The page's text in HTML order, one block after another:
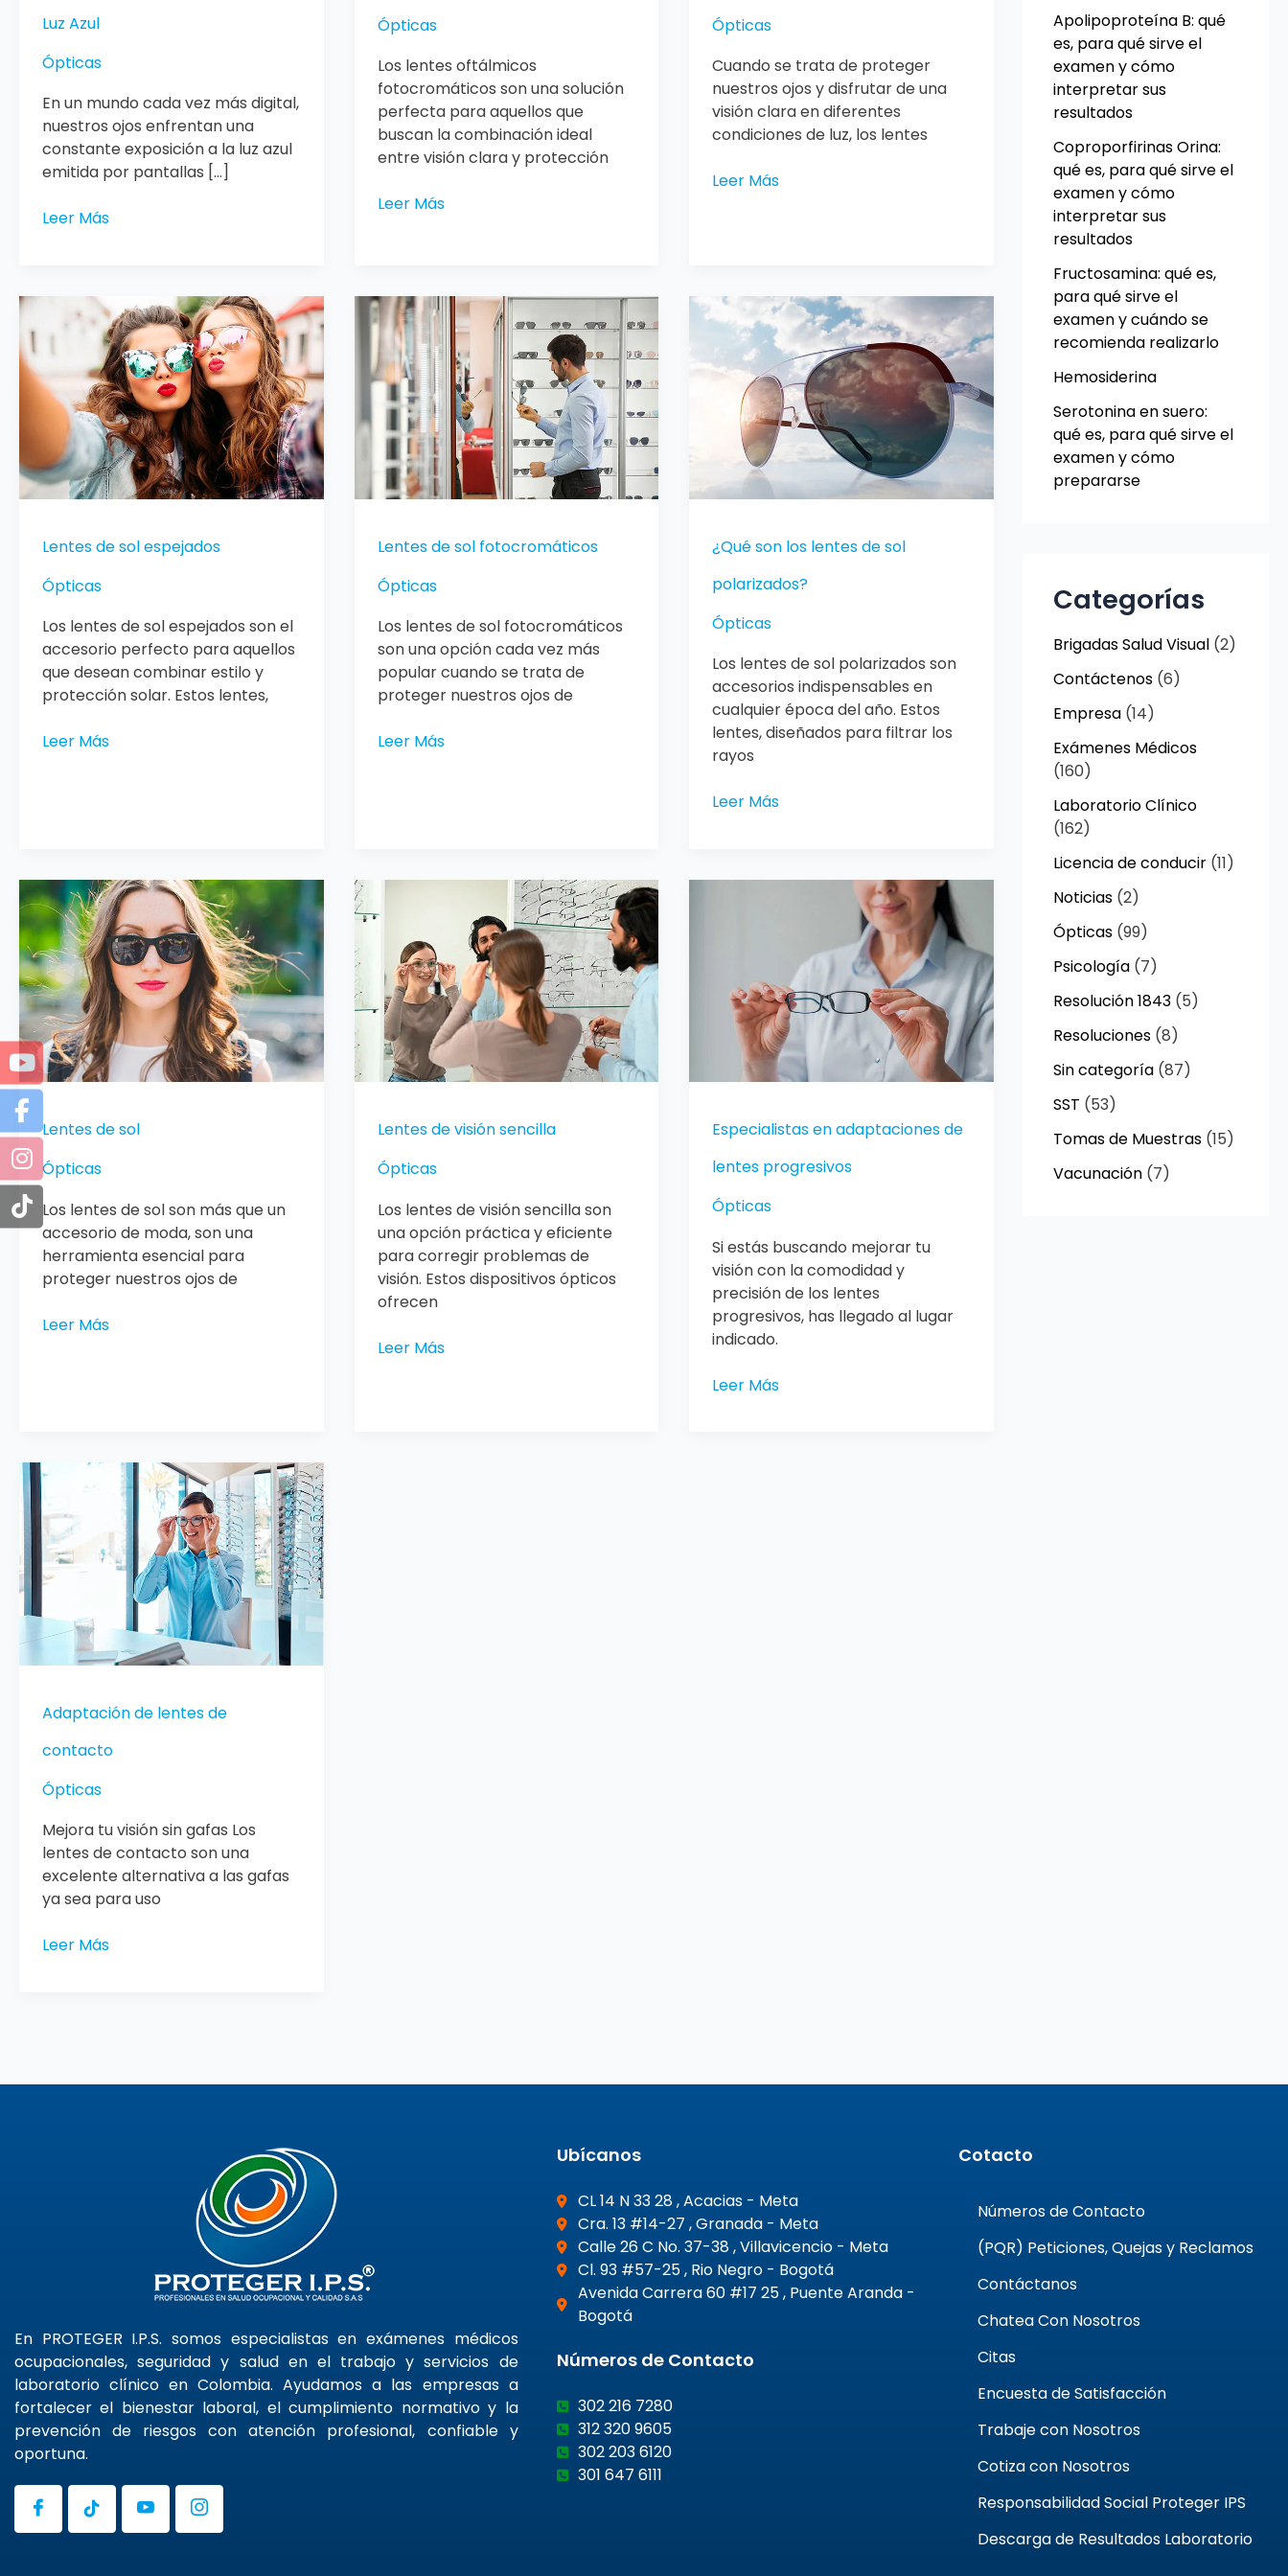
Luz Azul
Ópticas
En un mundo cada vez más digital,
nuestros ojos enfrentan una
constante exposición a la luz azul
emitida por pantallas […]
Leer Más
Ópticas
Los lentes oftálmicos
fotocromáticos son una solución
perfecta para aquellos que
buscan la combinación ideal
entre visión clara y protección
Leer Más
Ópticas
Cuando se trata de proteger
nuestros ojos y disfrutar de una
visión clara en diferentes
condiciones de luz, los lentes
Leer Más
Lentes de sol espejados
Ópticas
Los lentes de sol espejados son el
accesorio perfecto para aquellos
que desean combinar estilo y
protección solar. Estos lentes,
Lentes
sol
espejados
Leer Más
Lentes de sol fotocromáticos
Ópticas
Los lentes de sol fotocromáticos
son una opción cada vez más
popular cuando se trata de
proteger nuestros ojos de
Lentes
de
sol
fotocromáticos
Leer Más
¿Qué son los lentes de sol
polarizados?
Ópticas
Los lentes de sol polarizados son
accesorios indispensables en
cualquier época del año. Estos
lentes, diseñados para filtrar los
rayos
¿Qué
son
lentes
polarizados?
Leer Más
Lentes de sol
Ópticas
Los lentes de sol son más que un
accesorio de moda, son una
herramienta esencial para
proteger nuestros ojos de
Lentes
de
sol
Leer Más
Lentes de visión sencilla
Ópticas
Los lentes de visión sencilla son
una opción práctica y eficiente
para corregir problemas de
visión. Estos dispositivos ópticos
ofrecen
de
sencilla
Leer Más
Especialistas en adaptaciones de
lentes progresivos
Ópticas
Si estás buscando mejorar tu
visión con la comodidad y
precisión de los lentes
progresivos, has llegado al lugar
indicado.
lentes
progresivos
Leer Más
Adaptación de lentes de
contacto
Ópticas
Mejora tu visión sin gafas Los
lentes de contacto son una
excelente alternativa a las gafas
ya sea para uso
Adaptación
de
lentes
de
contacto
Leer Más
Apolipoproteína B: qué
es, para qué sirve el
examen y cómo
interpretar sus
resultados
Coproporfirinas Orina:
qué es, para qué sirve el
examen y cómo
interpretar sus
resultados
Fructosamina: qué es,
para qué sirve el
examen y cuándo se
recomienda realizarlo
Hemosiderina
Serotonina en suero:
qué es, para qué sirve el
examen y cómo
prepararse
Categorías
Brigadas Salud Visual (2)
Contáctenos (6)
Empresa (14)
Exámenes Médicos
(160)
Laboratorio Clínico
(162)
Licencia de conducir (11)
Noticias (2)
Ópticas (99)
Psicología (7)
Resolución 1843 (5)
Resoluciones (8)
Sin categoría (87)
SST (53)
Tomas de Muestras (15)
Vacunación (7)
En PROTEGER I.P.S. somos especialistas en exámenes médicos
ocupacionales, seguridad y salud en el trabajo y servicios de
laboratorio clínico en Colombia. Ayudamos a las empresas a
fortalecer el bienestar laboral, el cumplimiento normativo y la
prevención de riesgos con atención profesional, confiable y
oportuna.
Ubícanos
CL 14 N 33 28 , Acacias - Meta
Cra. 13 #14-27 , Granada - Meta
Calle 26 C No. 37-38 , Villavicencio - Meta
Cl. 93 #57-25 , Rio Negro - Bogotá
Avenida Carrera 60 #17 25 , Puente Aranda -
Bogotá
Números de Contacto
302 216 7280
312 320 9605
302 203 6120
301 647 6111
Cotacto
Números de Contacto
(PQR) Peticiones, Quejas y Reclamos
Contáctanos
Chatea Con Nosotros
Citas
Encuesta de Satisfacción
Trabaje con Nosotros
Cotiza con Nosotros
Responsabilidad Social Proteger IPS
Descarga de Resultados Laboratorio